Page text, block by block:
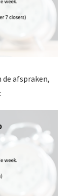
de afspraken,